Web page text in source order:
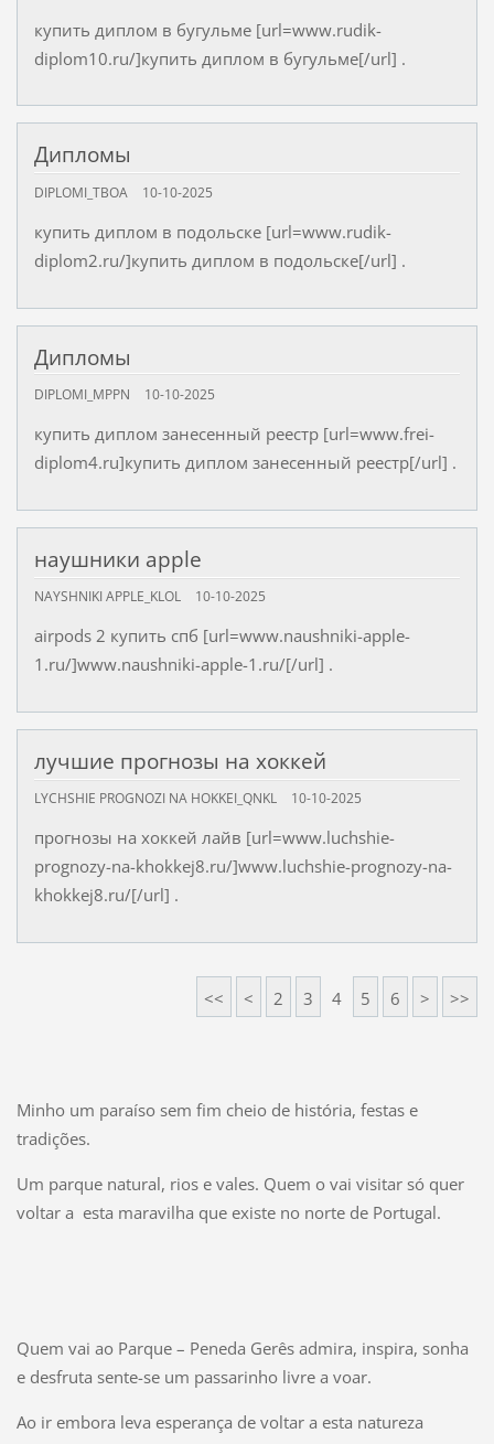
купить диплом в бугульме [url=www.rudik-
diplom10.ru/]купить диплом в бугульме[/url] .
Дипломы
DIPLOMI_TBOA 10-10-2025
купить диплом в подольске [url=www.rudik-
diplom2.ru/]купить диплом в подольске[/url] .
Дипломы
DIPLOMI_MPPN 10-10-2025
купить диплом занесенный реестр [url=www.frei-
diplom4.ru]купить диплом занесенный реестр[/url] .
наушники apple
NAYSHNIKI APPLE_KLOL 10-10-2025
airpods 2 купить спб [url=www.naushniki-apple-
1.ru/]www.naushniki-apple-1.ru/[/url] .
лучшие прогнозы на хоккей
LYCHSHIE PROGNOZI NA HOKKEI_QNKL 10-10-2025
прогнозы на хоккей лайв [url=www.luchshie-
prognozy-na-khokkej8.ru/]www.luchshie-prognozy-na-
khokkej8.ru/[/url] .
<< < 2 3 4 5 6 > >>
Minho um paraíso sem fim cheio de história, festas e
tradições.
Um parque natural, rios e vales. Quem o vai visitar só quer
voltar a esta maravilha que existe no norte de Portugal.
Quem vai ao Parque – Peneda Gerês admira, inspira, sonha
e desfruta sente-se um passarinho livre a voar.
Ao ir embora leva esperança de voltar a esta natureza